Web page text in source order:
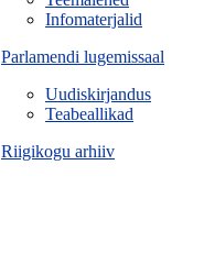
Infomaterjalid
Parlamendi lugemissaal
Uudiskirjandus
Teabeallikad
Riigikogu arhiiv